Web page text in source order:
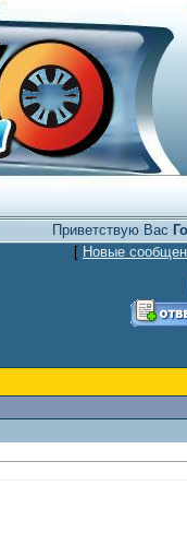
Приветствую Вас
[ Новые